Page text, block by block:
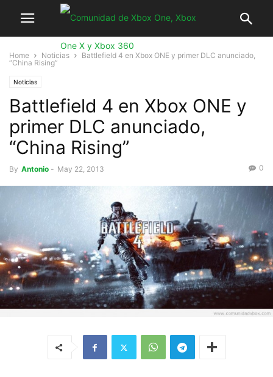
Home Noticias
Battlefield 4 en Xbox ONE y primer DLC anunciado,
“China Rising”
Noticias
Battlefield 4 en Xbox ONE y
primer DLC anunciado,
“China Rising”
By Antonio - May 22, 2013 0